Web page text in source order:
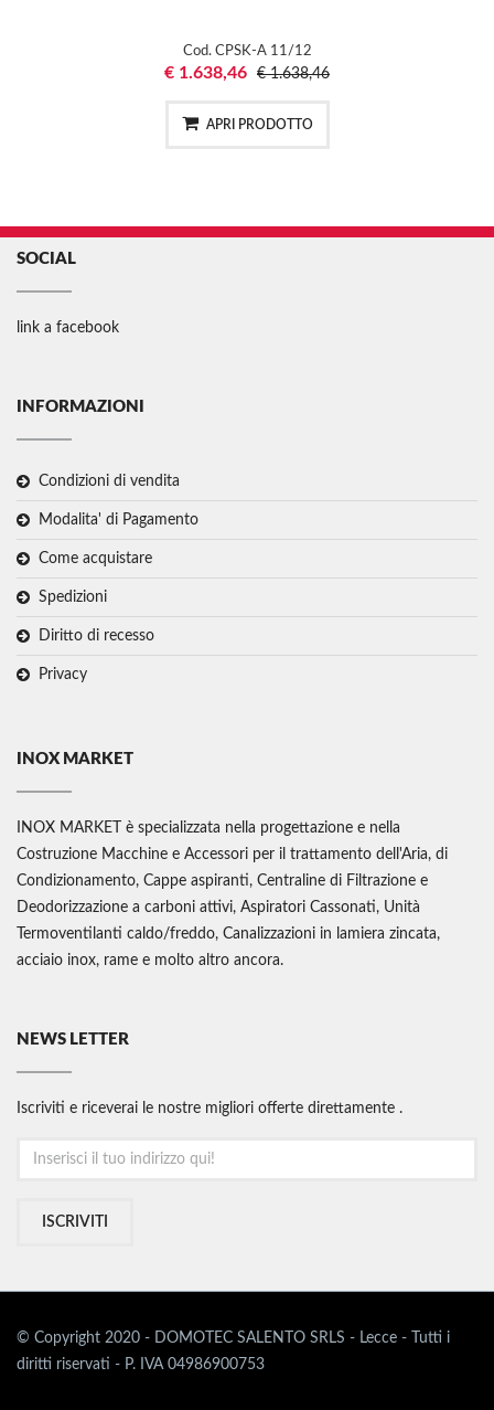
Cod. CPSK-A 11/12
€ 1.638,46 € 1.638,46
APRI PRODOTTO
SOCIAL
link a facebook
INFORMAZIONI
Condizioni di vendita
Modalita' di Pagamento
Come acquistare
Spedizioni
Diritto di recesso
Privacy
INOX MARKET
INOX MARKET è specializzata nella progettazione e nella
Costruzione Macchine e Accessori per il trattamento dell'Aria, di
Condizionamento, Cappe aspiranti, Centraline di Filtrazione e
Deodorizzazione a carboni attivi, Aspiratori Cassonati, Unità
Termoventilanti caldo/freddo, Canalizzazioni in lamiera zincata,
acciaio inox, rame e molto altro ancora.
NEWS LETTER
Iscriviti e riceverai le nostre migliori offerte direttamente .
ISCRIVITI
© Copyright 2020 - DOMOTEC SALENTO SRLS - Lecce - Tutti i
diritti riservati - P. IVA 04986900753